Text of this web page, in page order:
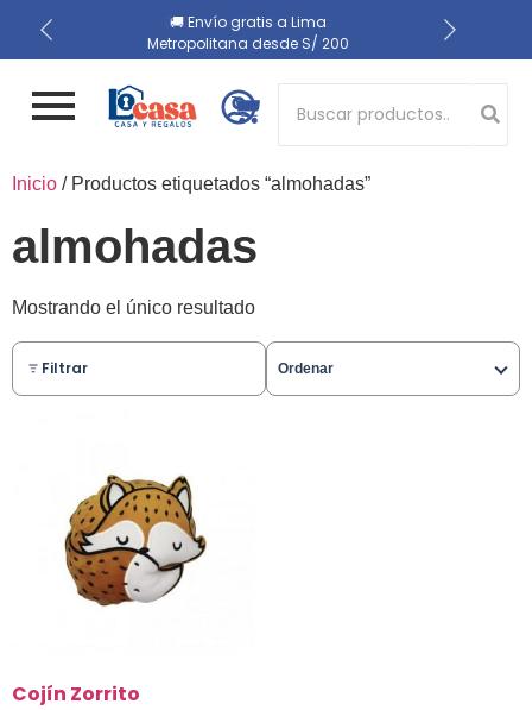
🚚 Envío gratis a Lima
Metropolitana desde S/ 200
🔒 Compra 100% segura
📍 Recojo en almacén el
mismo día
Button 1
Button 2
Inicio / Productos etiquetados “almohadas”
almohadas
Mostrando el único resultado
Filtrar Ordenar
Cojín Zorrito